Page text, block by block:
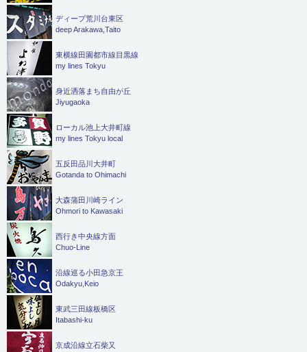
ディープ荒川台東区
deep Arakawa,Taito
東横線田園都市線目黒線
my lines Tokyu
身近洒落まち自由が丘
Jiyugaoka
ローカル池上大井町線
my lines Tokyu local
五反田品川大井町
Gotanda to Ohimachi
大森蒲田川崎ライン
Ohmori to Kawasaki
西行き中央線方面
Chuo-Line
沿線巡る小田急京王
Odakyu,Keio
東武三田線板橋区
Itabashi-ku
京成沿線立石柴又